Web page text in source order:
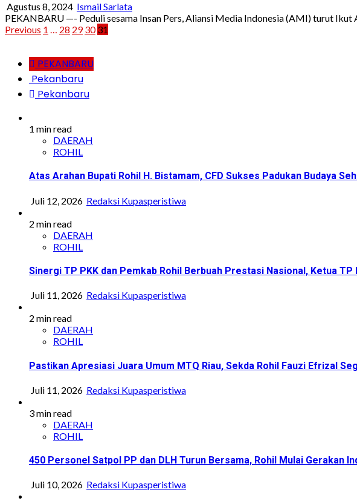
Agustus 8, 2024 Ismail Sarlata
PEKANBARU —- Peduli sesama Insan Pers, Aliansi Media Indonesia (AMI) turut Ikut
Paginasi
pos
Previous 1 … 28 29 30 31
PEKANBARU
Pekanbaru
Pekanbaru
1 min read
DAERAH
ROHIL
Atas Arahan Bupati Rohil H. Bistamam, CFD Sukses Padukan Budaya
Juli 12, 2026 Redaksi Kupasperistiwa
2 min read
DAERAH
ROHIL
Sinergi TP PKK dan Pemkab Rohil Berbuah Prestasi Nasional, Ketua
Juli 11, 2026 Redaksi Kupasperistiwa
2 min read
DAERAH
ROHIL
Pastikan Apresiasi Juara Umum MTQ Riau, Sekda Rohil Fauzi Efrizal
Juli 11, 2026 Redaksi Kupasperistiwa
3 min read
DAERAH
ROHIL
450 Personel Satpol PP dan DLH Turun Bersama, Rohil Mulai Gerakan
Juli 10, 2026 Redaksi Kupasperistiwa